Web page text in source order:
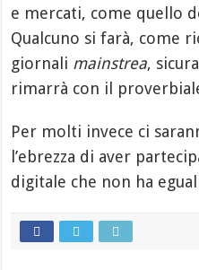
e mercati, come quello
Qualcuno si farà, come
giornali mainstrea,
rimarrà con il
Per molti invece ci
l’ebrezza di aver
digitale che non ha